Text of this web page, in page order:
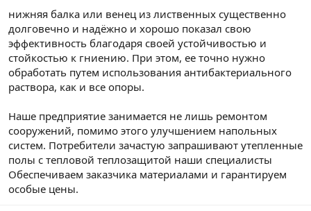
нижняя балка или венец из лиственных существенно
долговечно и надёжно и хорошо показал свою
эффективность благодаря своей устойчивостью и
стойкостью к гниению. При этом, ее точно нужно
обработать путем использования антибактериального
раствора, как и все опоры.
Наше предприятие занимается не лишь ремонтом
сооружений, помимо этого улучшением напольных
систем. Потребители зачастую запрашивают утепленные
полы с тепловой теплозащитой наши специалисты
Обеспечиваем заказчика материалами и гарантируем
особые цены.